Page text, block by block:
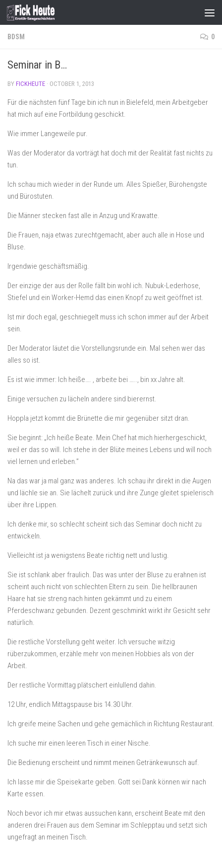
Skip to content
BDSM 0
Seminar in B…
BY FICKHEUTE · OCTOBER 1, 2013
Für die nächsten fünf Tage bin ich nun in Bielefeld, mein Arbeitgeber
hat mich auf eine Fortbildung geschickt.
Wie immer Langeweile pur.
Was der Moderator da vorträgt hat doch mit der Realität fast nichts zu
tun.
Ich schau mich wieder in der Runde um. Alles Spießer, Bürohengste
und Bürostuten.
Die Männer stecken fast alle in Anzug und Krawatte.
Die Frauen, naja etwas zurechtgemacht, aber auch alle in Hose und
Bluse.
Irgendwie geschäftsmäßig.
Der einzige der aus der Rolle fällt bin wohl ich. Nubuk-Lederhose,
Stiefel und ein Worker-Hemd das einen Knopf zu weit geöffnet ist.
Ist mir doch egal, geschniegelt muss ich schon immer auf der Arbeit
sein.
Der Moderator läutet die Vorstellungsrunde ein. Mal sehen wer das
alles so ist.
Es ist wie immer: Ich heiße…. , arbeite bei ….., bin xx Jahre alt.
Einige versuchen zu lächeln andere sind bierernst.
Hoppla jetzt kommt die Brünette die mir gegenüber sitzt dran.
Sie beginnt: „Ich heiße Beate. Mein Chef hat mich hierhergeschickt,
weil er das so will. Ich stehe in der Blüte meines Lebens und will noch
viel lernen und erleben.”
Na das war ja mal ganz was anderes. Ich schau ihr direkt in die Augen
und lächle sie an. Sie lächelt zurück und ihre Zunge gleitet spielerisch
über ihre Lippen.
Ich denke mir, so schlecht scheint sich das Seminar doch nicht zu
entwickeln.
Vielleicht ist ja wenigstens Beate richtig nett und lustig.
Sie ist schlank aber fraulich. Das was unter der Bluse zu erahnen ist
scheint auch nicht von schlechten Eltern zu sein. Die hellbraunen
Haare hat sie streng nach hinten gekämmt und zu einem
Pferdeschwanz gebunden. Dezent geschminkt wirkt ihr Gesicht sehr
natürlich.
Die restliche Vorstellung geht weiter. Ich versuche witzig
rüberzukommen, erzähle mehr von meinen Hobbies als von der
Arbeit.
Der restliche Vormittag plätschert einlullend dahin.
12 Uhr, endlich Mittagspause bis 14.30 Uhr.
Ich greife meine Sachen und gehe gemächlich in Richtung Restaurant.
Ich suche mir einen leeren Tisch in einer Nische.
Die Bedienung erscheint und nimmt meinen Getränkewunsch auf.
Ich lasse mir die Speisekarte geben. Gott sei Dank können wir nach
Karte essen.
Noch bevor ich mir etwas aussuchen kann, erscheint Beate mit den
anderen drei Frauen aus dem Seminar im Schlepptau und setzt sich
ungefragt an meinen Tisch.